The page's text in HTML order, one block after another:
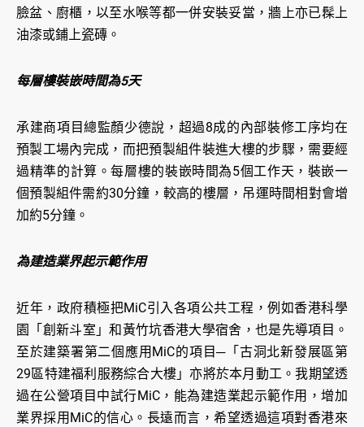
臉盆、廚櫃，以至水喉等都一併安裝妥當，牆上亦已髹上
油漆或鋪上瓷磚。
每層樓裝嵌時間為5天
承建商項目總監顏少德說，超過8成的內部裝修工序均在
預製工場內完成，而把預製組件裝進大樓的步驟，需要經
過精準的計算。每層樓的裝嵌時間為5個工作天，裝嵌一
個預製組件需約30分鐘，較高的樓層，吊運時間相對會增
加約5分鐘。
為建造業界起示範作用
近年，政府積極把MiC引入各項公共工程，例如香港科學
園「創新斗室」和黃竹坑香港大學宿舍，也是先導項目。
至於建築署第二個應用MiC的項目─「古洞北新發展區第
29區特建福利服務綜合大樓」亦將於本月動工。我期望透
過在公營項目中試行MiC，能為建造業起示範作用，增加
業界採用MiC的信心。長遠而言，希望透過這項對香港來